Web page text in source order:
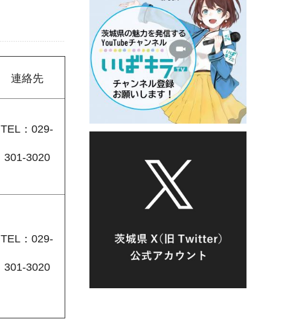
連絡先
TEL：029-
301-3020
TEL：029-
301-3020